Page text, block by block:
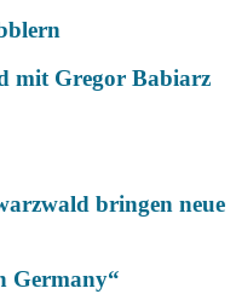
mit Gregor Babiarz
bringen neue
Germany“